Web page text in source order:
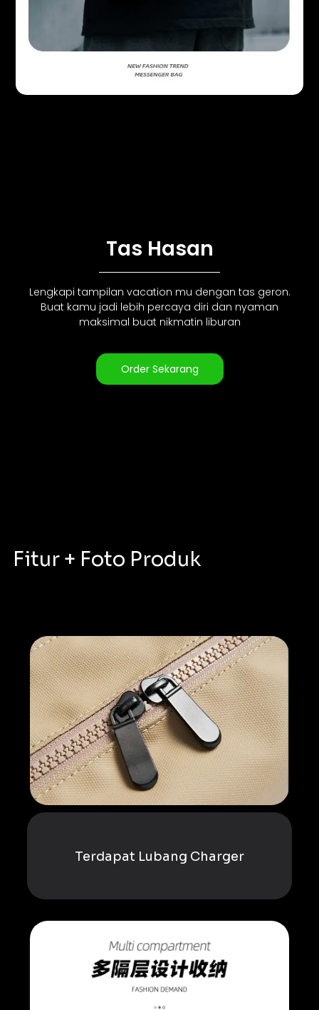
Tas Hasan
Lengkapi tampilan vacation mu dengan tas geron.
Buat kamu jadi lebih percaya diri dan nyaman
maksimal buat nikmatin liburan
Order Sekarang
Fitur + Foto Produk
Terdapat Lubang Charger